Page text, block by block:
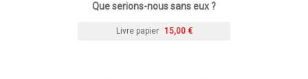
Que serions-nous sans eux ?
Livre papier 15,00 €